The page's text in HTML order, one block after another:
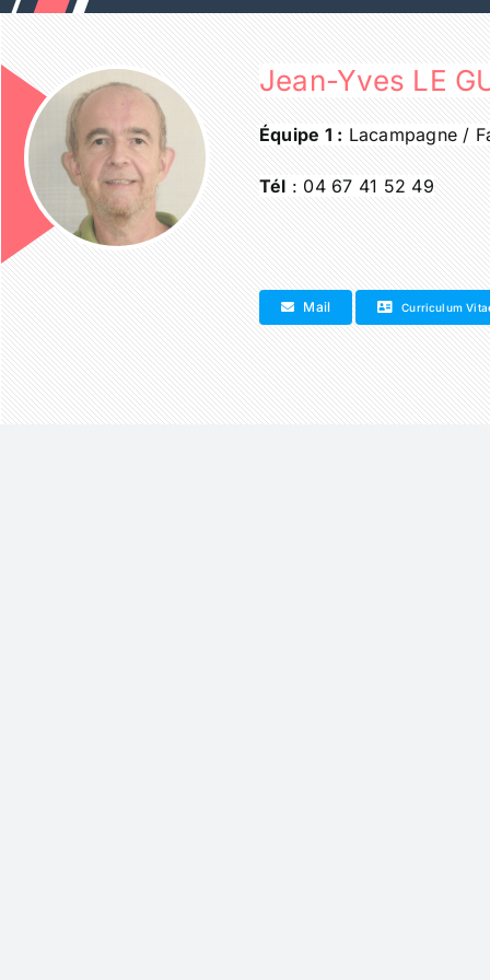
Passer
au
contenu
Jean-Yves LE
Équipe 1 : Lacampagne /
Tél : 04 67 41 52 49
Mail Curriculum